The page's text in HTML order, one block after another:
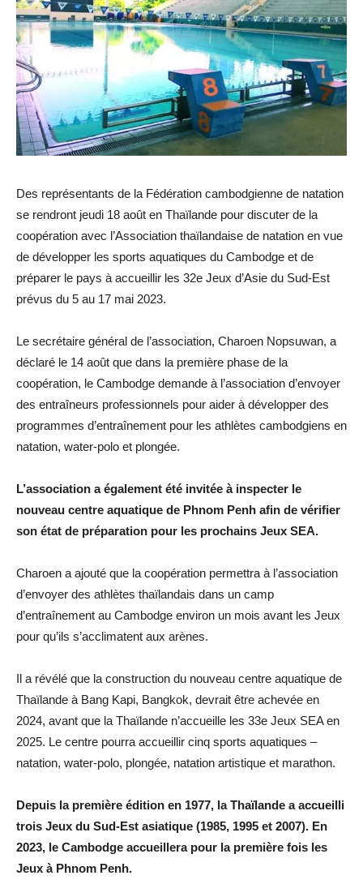
Des représentants de la Fédération cambodgienne de natation
se rendront jeudi 18 août en Thaïlande pour discuter de la
coopération avec l’Association thaïlandaise de natation en vue
de développer les sports aquatiques du Cambodge et de
préparer le pays à accueillir les 32e Jeux d’Asie du Sud-Est
prévus du 5 au 17 mai 2023.
Le secrétaire général de l’association, Charoen Nopsuwan, a
déclaré le 14 août que dans la première phase de la
coopération, le Cambodge demande à l’association d’envoyer
des entraîneurs professionnels pour aider à développer des
programmes d’entraînement pour les athlètes cambodgiens en
natation, water-polo et plongée.
L’association a également été invitée à inspecter le
nouveau centre aquatique de Phnom Penh afin de vérifier
son état de préparation pour les prochains Jeux SEA.
Charoen a ajouté que la coopération permettra à l’association
d’envoyer des athlètes thaïlandais dans un camp
d’entraînement au Cambodge environ un mois avant les Jeux
pour qu’ils s’acclimatent aux arènes.
Il a révélé que la construction du nouveau centre aquatique de
Thaïlande à Bang Kapi, Bangkok, devrait être achevée en
2024, avant que la Thaïlande n’accueille les 33e Jeux SEA en
2025. Le centre pourra accueillir cinq sports aquatiques –
natation, water-polo, plongée, natation artistique et marathon.
Depuis la première édition en 1977, la Thaïlande a accueilli
trois Jeux du Sud-Est asiatique (1985, 1995 et 2007). En
2023, le Cambodge accueillera pour la première fois les
Jeux à Phnom Penh.